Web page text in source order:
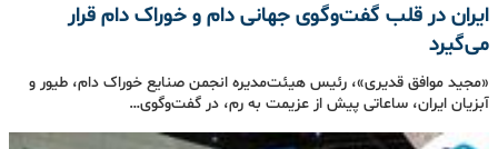
ایران در قلب گفت‌وگوی جهانی دام و خوراک دام قرار
می‌گیرد
«مجید موافق قدیری»، رئیس هیئت‌مدیره انجمن صنایع خوراک دام، طیور و
آبزیان ایران، ساعاتی پیش از عزیمت به رم، در گفت‌وگوی…